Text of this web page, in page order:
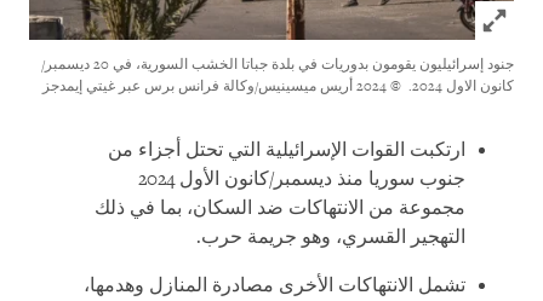
Click to expand Image
جنود إسرائيليون يقومون بدوريات في بلدة جباتا الخشب السورية، في 20 ديسمبر/
كانون الاول 2024.
© 2024 أريس ميسينيس/وكالة فرانس برس عبر غيتي إيمدجز
ارتكبت القوات الإسرائيلية التي تحتل أجزاء من
جنوب سوريا منذ ديسمبر/كانون الأول 2024
مجموعة من الانتهاكات ضد السكان، بما في ذلك
التهجير القسري، وهو جريمة حرب.
تشمل الانتهاكات الأخرى مصادرة المنازل وهدمها،